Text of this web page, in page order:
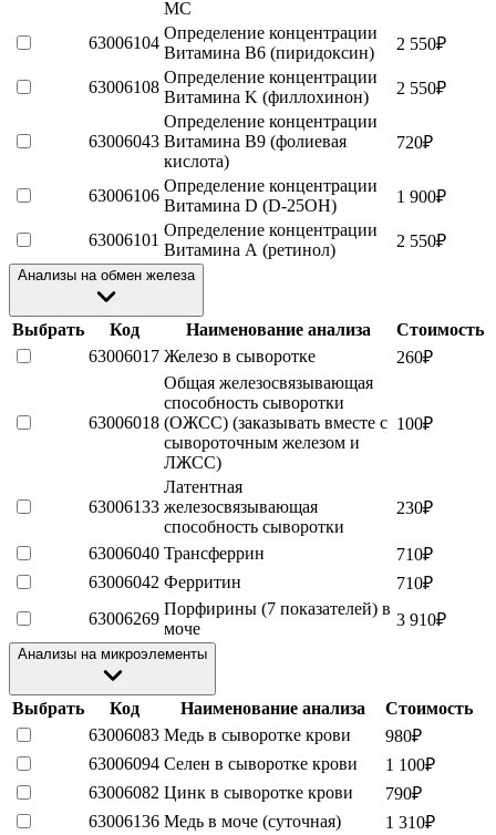
МС
63006104
Определение концентрации
Витамина B6 (пиридоксин)
2 550₽
63006108
Определение концентрации
Витамина K (филлохинон)
2 550₽
63006043
Определение концентрации
Витамина B9 (фолиевая
кислота)
720₽
63006106
Определение концентрации
Витамина D (D-25OH)
1 900₽
63006101
Определение концентрации
Витамина А (ретинол)
2 550₽
Анализы на обмен железа
Выбрать Код Наименование анализа
Стоимость
63006017 Железо в сыворотке 260₽
63006018
Общая железосвязывающая
способность сыворотки
(ОЖСС) (заказывать вместе с
сывороточным железом и
ЛЖСС)
100₽
63006133
Латентная
железосвязывающая
способность сыворотки
230₽
63006040 Трансферрин 710₽
63006042 Ферритин 710₽
63006269
Порфирины (7 показателей) в
моче
3 910₽
Анализы на микроэлементы
Выбрать Код Наименование анализа
Стоимость
63006083 Медь в сыворотке крови 980₽
63006094 Селен в сыворотке крови 1 100₽
63006082 Цинк в сыворотке крови 790₽
63006136 Медь в моче (суточная) 1 310₽